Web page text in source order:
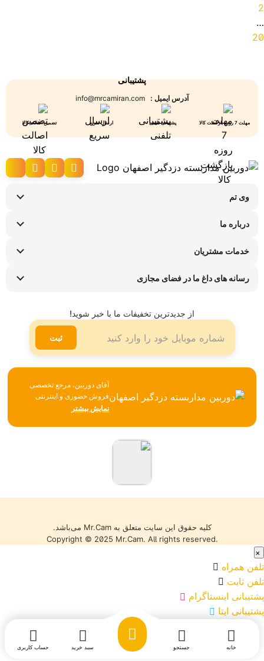
2
…
20
پشتیبانی
آدرس ایمیل :
مهلت 7 روزه بازگشت کالا پشتیبانی تلفنی ارسال سریع تضمین اصالت کالا
وی تم
شرایط عودت کالا
پیگیری سفارش
درباره ما
تماس با ما
فروشگاه های حضوری
خدمات مشتریان
ضمانت هفت روزه وی تم
رسانه های داغ ما در فضای مجازی
لینکدین
از جدیدترین تخفیفات ما با خبر شوید!
ثبت
آقای دوربین، مرجع تخصصی
فروش حضوری و اینترنتی
تجهیزات نظارتی، امنیتی و
تکیه بر تجربه، مشاوره
قیمت مناسب عرضه می‌شوند
نمایش بیشتر
کلیه حقوق این سایت متعلق به Mr.Cam می‌باشد.
Copyright © 2025 Mr.Cam. All rights reserved.
خانه جستجو سبد خرید حساب کاربری
×
تلفن همراه
تلفن ثابت
پشتیبانی اینستاگرام
پشتیبانی ایتا